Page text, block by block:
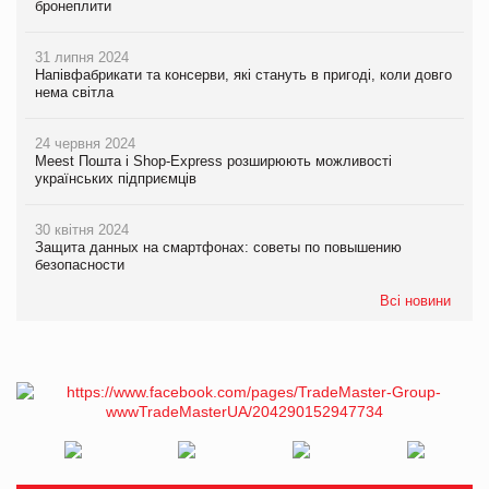
бронеплити
31 липня 2024
Напівфабрикати та консерви, які стануть в пригоді, коли довго
нема світла
24 червня 2024
Meest Пошта і Shop-Express розширюють можливості
українських підприємців
30 квітня 2024
Защита данных на смартфонах: советы по повышению
безопасности
Всі новини